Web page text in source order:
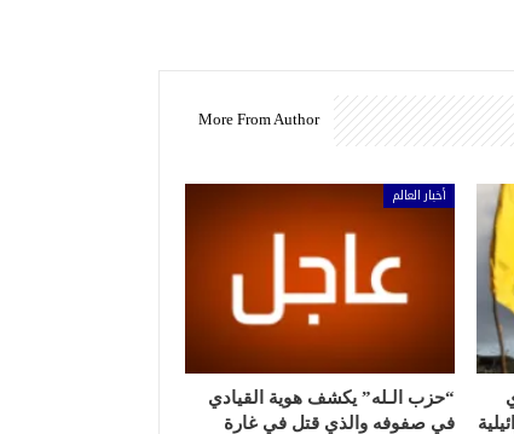
More From Author
أخبار العالم
“حزب الـله” يكشف هوية القيادي
في صفوفه والذي قتل في غارة